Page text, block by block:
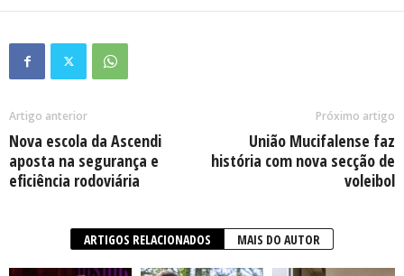
Artigo anterior
Nova escola da Ascendi
aposta na segurança e
eficiência rodoviária
Próximo artigo
União Mucifalense faz
história com nova secção de
voleibol
ARTIGOS RELACIONADOS MAIS DO AUTOR